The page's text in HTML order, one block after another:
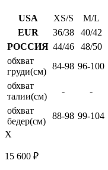
USA XS/S M/L
EUR
36/38 40/42
РОССИЯ 44/46 48/50
обхват
груди(см)
84-98 96-100
обхват
талии(см)
- -
обхват
бедер(см)
88-98 99-104
X
15 600 ₽